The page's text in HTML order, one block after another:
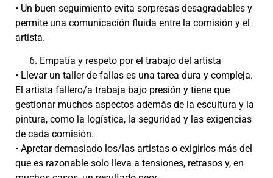
• Un buen seguimiento evita sorpresas desagradables y
permite una comunicación fluida entre la comisión y el
artista.
Empatía y respeto por el trabajo del artista
• Llevar un taller de fallas es una tarea dura y compleja.
El artista fallero/a trabaja bajo presión y tiene que
gestionar muchos aspectos además de la escultura y la
pintura, como la logística, la seguridad y las exigencias
de cada comisión.
• Apretar demasiado los/las artistas o exigirlos más del
que es razonable solo lleva a tensiones, retrasos y, en